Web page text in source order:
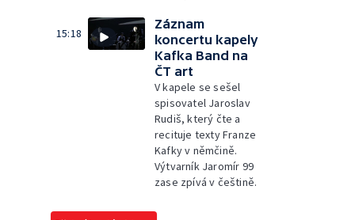
15:18
Záznam
koncertu kapely
Kafka Band na
ČT art
V kapele se sešel
spisovatel Jaroslav
Rudiš, který čte a
recituje texty Franze
Kafky v němčině.
Výtvarník Jaromír 99
zase zpívá v češtině.